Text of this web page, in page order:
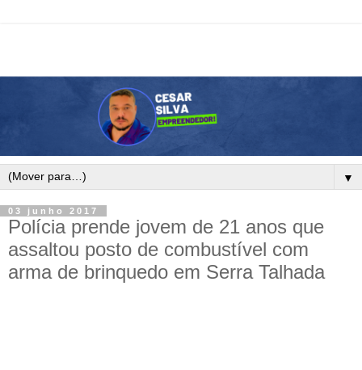
▼
03 junho 2017
Polícia prende jovem de 21 anos que
assaltou posto de combustível com
arma de brinquedo em Serra Talhada